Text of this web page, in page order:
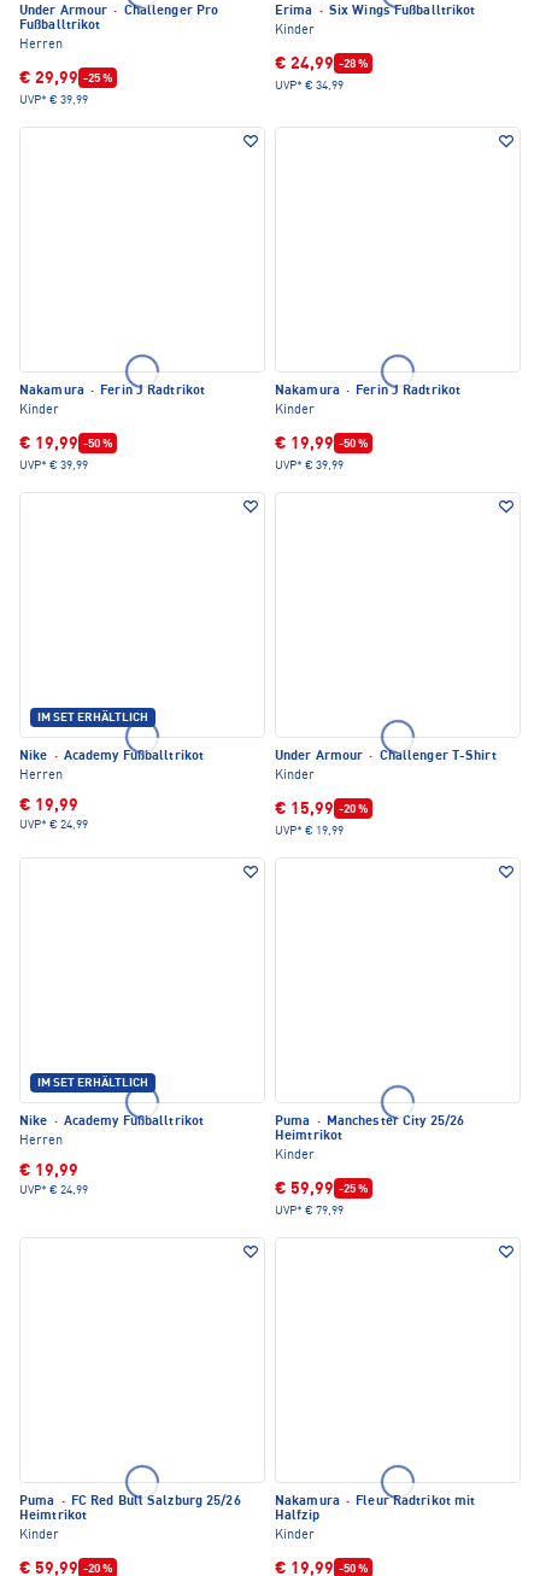
Under Armour · Challenger Pro
Fußballtrikot
Herren
€ 29,99 -25 %
UVP* € 39,99
Erima · Six Wings Fußballtrikot
Kinder
€ 24,99 -28 %
UVP* € 34,99
Nakamura · Ferin J Radtrikot
Kinder
€ 19,99 -50 %
UVP* € 39,99
Nakamura · Ferin J Radtrikot
Kinder
€ 19,99 -50 %
UVP* € 39,99
IM SET ERHÄLTLICH
Nike · Academy Fußballtrikot
Herren
€ 19,99
UVP* € 24,99
Under Armour · Challenger T-Shirt
Kinder
€ 15,99 -20 %
UVP* € 19,99
IM SET ERHÄLTLICH
Nike · Academy Fußballtrikot
Herren
€ 19,99
UVP* € 24,99
Puma · Manchester City 25/26
Heimtrikot
Kinder
€ 59,99 -25 %
UVP* € 79,99
Puma · FC Red Bull Salzburg 25/26
Heimtrikot
Kinder
€ 59,99 -20 %
Nakamura · Fleur Radtrikot mit
Halfzip
Kinder
€ 19,99 -50 %